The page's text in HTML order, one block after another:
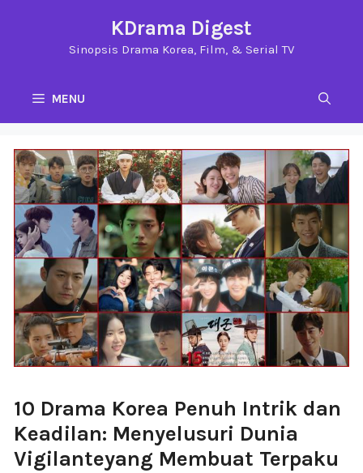
KDrama Digest
Sinopsis Drama Korea, Film, & Serial TV
MENU
10 Drama Korea Penuh Intrik dan
Keadilan: Menyelusuri Dunia
Vigilanteyang Membuat Terpaku